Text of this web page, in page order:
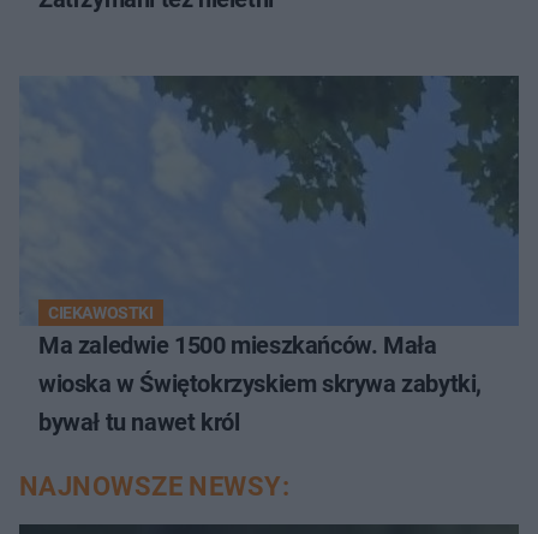
CIEKAWOSTKI
Ma zaledwie 1500 mieszkańców. Mała
wioska w Świętokrzyskiem skrywa zabytki,
bywał tu nawet król
NAJNOWSZE NEWSY: